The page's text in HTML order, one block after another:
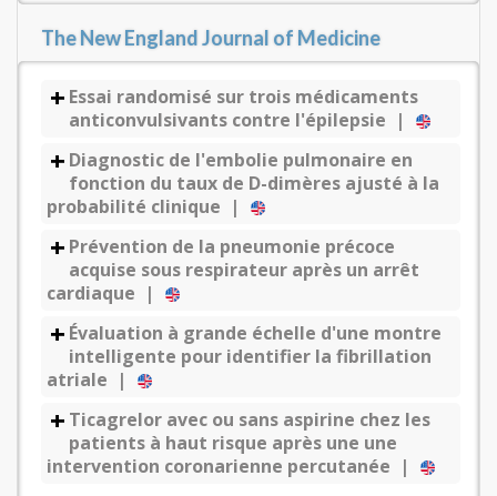
The New England Journal of Medicine
Essai randomisé sur trois médicaments
anticonvulsivants contre l'épilepsie |
Diagnostic de l'embolie pulmonaire en
fonction du taux de D-dimères ajusté à la
probabilité clinique |
Prévention de la pneumonie précoce
acquise sous respirateur après un arrêt
cardiaque |
Évaluation à grande échelle d'une montre
intelligente pour identifier la fibrillation
atriale |
Ticagrelor avec ou sans aspirine chez les
patients à haut risque après une une
intervention coronarienne percutanée |